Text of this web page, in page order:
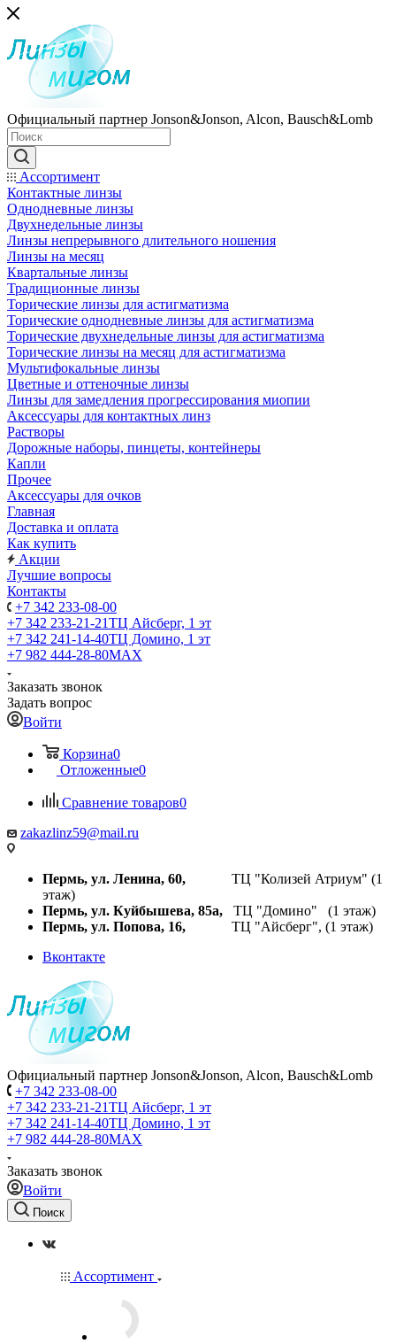
Официальный партнер Jonson&Jonson, Alcon, Bausch&Lomb
Ассортимент
Контактные линзы
Однодневные линзы
Двухнедельные линзы
Линзы непрерывного длительного ношения
Линзы на месяц
Квартальные линзы
Традиционные линзы
Торические линзы для астигматизма
Торические однодневные линзы для астигматизма
Торические двухнедельные линзы для астигматизма
Торические линзы на месяц для астигматизма
Мультифокальные линзы
Цветные и оттеночные линзы
Линзы для замедления прогрессирования миопии
Аксессуары для контактных линз
Растворы
Дорожные наборы, пинцеты, контейнеры
Капли
Прочее
Аксессуары для очков
Главная
Доставка и оплата
Как купить
Акции
Лучшие вопросы
Контакты
+7 342 233-08-00
+7 342 233-21-21ТЦ Айсберг, 1 эт
+7 342 241-14-40ТЦ Домино, 1 эт
+7 982 444-28-80MAX
Заказать звонок
Задать вопрос
Войти
Корзина0
Отложенные0
Сравнение товаров0
zakazlinz59@mail.ru
Пермь, ул. Ленина, 60, ТЦ "Колизей Атриум" (1
этаж)
Пермь, ул. Куйбышева, 85а, ТЦ "Домино" (1 этаж)
Пермь, ул. Попова, 16, ТЦ "Айсберг", (1 этаж)
Вконтакте
Официальный партнер Jonson&Jonson, Alcon, Bausch&Lomb
+7 342 233-08-00
+7 342 233-21-21ТЦ Айсберг, 1 эт
+7 342 241-14-40ТЦ Домино, 1 эт
+7 982 444-28-80MAX
Заказать звонок
Войти
Поиск
Ассортимент